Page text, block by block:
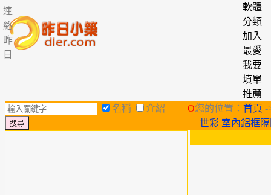
連
絡
昨
日
軟體
分類
加入
最愛
我要
填單
推薦
名稱
介紹 O您的位置： 首頁 -
世彩 室內鋁框